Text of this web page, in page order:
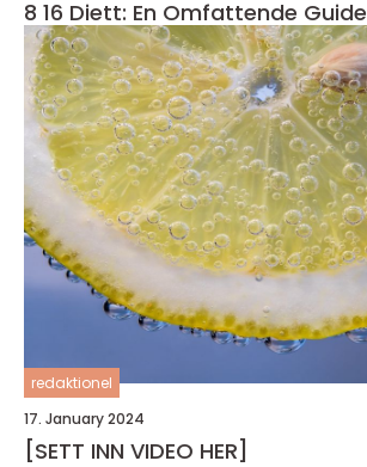
8 16 Diett: En Omfattende Guide
redaktionel
17. January 2024
[SETT INN VIDEO HER]